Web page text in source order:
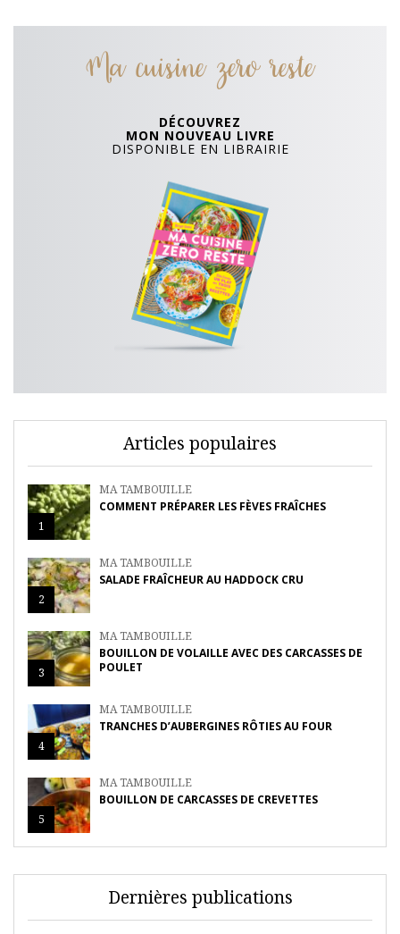
Ma cuisine zero reste
DÉCOUVREZ
MON NOUVEAU LIVRE
DISPONIBLE EN LIBRAIRIE
Articles populaires
1
MA TAMBOUILLE
COMMENT PRÉPARER LES FÈVES FRAÎCHES
2
MA TAMBOUILLE
SALADE FRAÎCHEUR AU HADDOCK CRU
3
MA TAMBOUILLE
BOUILLON DE VOLAILLE AVEC DES CARCASSES DE
POULET
4
MA TAMBOUILLE
TRANCHES D’AUBERGINES RÔTIES AU FOUR
5
MA TAMBOUILLE
BOUILLON DE CARCASSES DE CREVETTES
Dernières publications